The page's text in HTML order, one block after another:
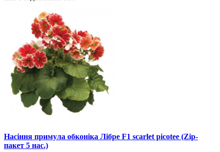
Насіння примула обконіка Лібре F1 scarlet picotee (Zip-
пакет 5 нас.)